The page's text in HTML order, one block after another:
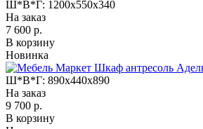
Ш*В*Г: 1200x550x340
На заказ
7 600 р.
В корзину
Новинка
Ш*В*Г: 890x440x890
На заказ
9 700 р.
В корзину